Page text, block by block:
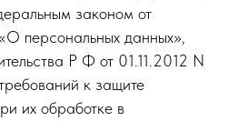
законом от
персональных данных»,
Р Ф от 01.11.2012 N
к защите
их обработке в